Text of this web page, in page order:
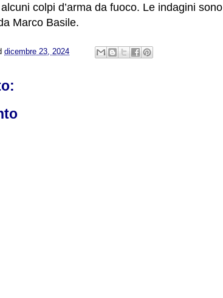
colpi d’arma da fuoco. Le indagini
Marco Basile.
dicembre 23, 2024